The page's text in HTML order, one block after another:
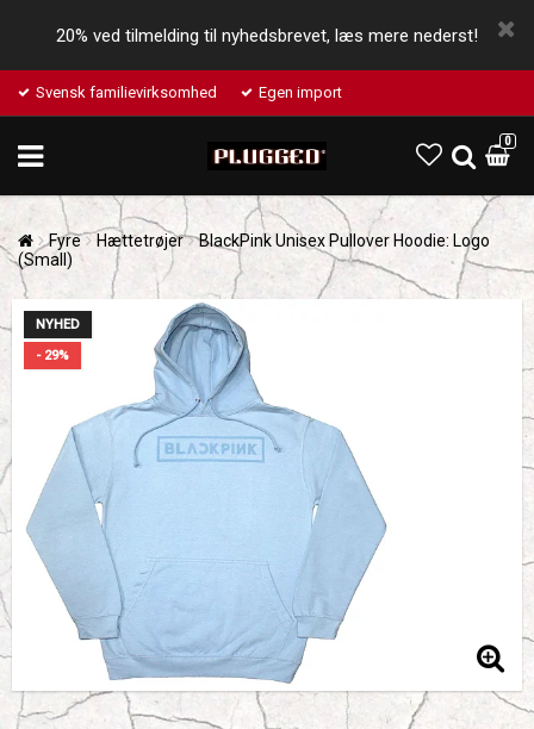
20% ved tilmelding til nyhedsbrevet, læs mere nederst!
Svensk familievirksomhed Egen import
0
Fyre Hættetrøjer
BlackPink Unisex Pullover Hoodie: Logo
(Small)
NYHED
- 29%